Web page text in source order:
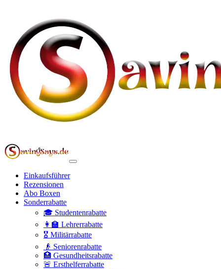
Einkaufsführer
Rezensionen
Abo Boxen
Sonderrabatte
🎓 Studentenrabatte
👩‍🏫 Lehrerrabatte
🎖️ Militärrabatte
👴 Seniorenrabatte
🏥 Gesundheitsrabatte
🚨 Ersthelferrabatte